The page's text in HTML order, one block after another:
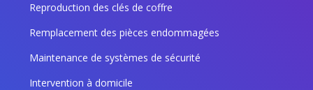
Reproduction des clés de coffre
Remplacement des pièces endommagées
Maintenance de systèmes de sécurité
Intervention à domicile